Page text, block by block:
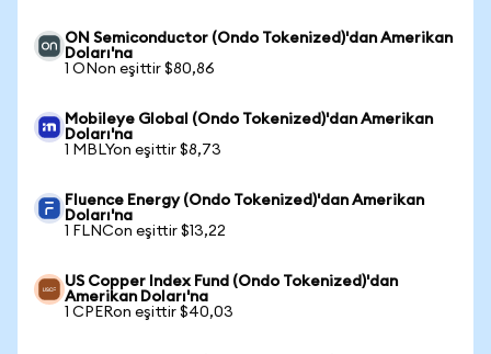
ON Semiconductor (Ondo Tokenized)'dan Amerikan
Doları'na
1 ONon eşittir $80,86
Mobileye Global (Ondo Tokenized)'dan Amerikan
Doları'na
1 MBLYon eşittir $8,73
Fluence Energy (Ondo Tokenized)'dan Amerikan
Doları'na
1 FLNCon eşittir $13,22
US Copper Index Fund (Ondo Tokenized)'dan
Amerikan Doları'na
1 CPERon eşittir $40,03